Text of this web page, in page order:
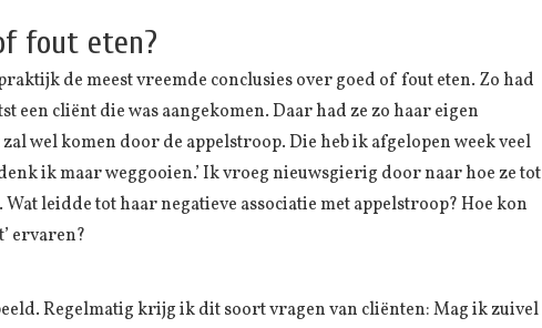
fout eten?
de meest vreemde conclusies over goed of fout eten. Zo had
een cliënt die was aangekomen. Daar had ze zo haar eigen
wel komen door de appelstroop. Die heb ik afgelopen week veel
ik maar weggooien.’ Ik vroeg nieuwsgierig door naar hoe ze tot
Wat leidde tot haar negatieve associatie met appelstroop? Hoe kon
ervaren?
Regelmatig krijg ik dit soort vragen van cliënten: Mag ik zuivel